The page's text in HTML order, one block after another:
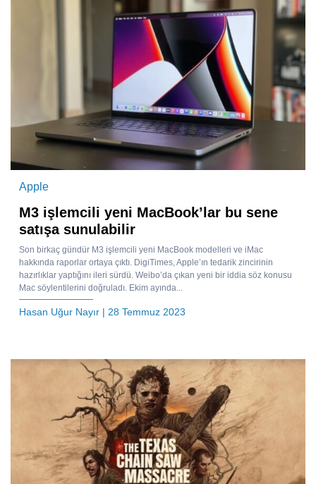
Apple
M3 işlemcili yeni MacBook’lar bu sene
satışa sunulabilir
Son birkaç gündür M3 işlemcili yeni MacBook modelleri ve iMac
hakkında raporlar ortaya çıktı. DigiTimes, Apple’ın tedarik zincirinin
hazırlıklar yaptığını ileri sürdü. Weibo’da çıkan yeni bir iddia söz konusu
Mac söylentilerini doğruladı. Ekim ayında...
Hasan Uğur Nayır | 28 Temmuz 2023